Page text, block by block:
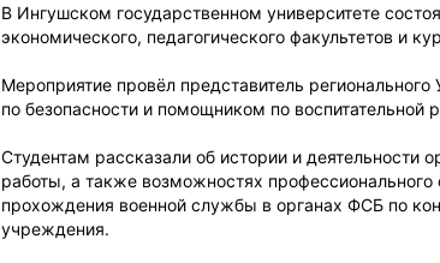
В Ингушском государственном университете
экономического, педагогического факультетов и
Мероприятие провёл представитель
по безопасности и помощником по воспитательной
Студентам рассказали об истории и деятельности
работы, а также возможностях
прохождения военной службы в органах ФСБ по
учреждения.